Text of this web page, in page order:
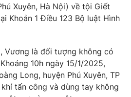
Xuyên, Hà Nội) về tội Giết
Khoản 1 Điều 123 Bộ luật Hình
Vương là đối tượng không có
10h ngày 15/1/2025,
Long, huyện Phú Xuyên, TP
tấn công và dùng tay không